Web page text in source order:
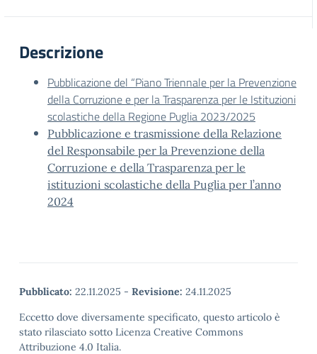
Descrizione
Pubblicazione del “Piano Triennale per la Prevenzione
della Corruzione e per la Trasparenza per le Istituzioni
scolastiche della Regione Puglia 2023/2025
Pubblicazione e trasmissione della Relazione
del Responsabile per la Prevenzione della
Corruzione e della Trasparenza per le
istituzioni scolastiche della Puglia per l’anno
2024
Pubblicato: 22.11.2025 - Revisione: 24.11.2025
Eccetto dove diversamente specificato, questo articolo è
stato rilasciato sotto Licenza Creative Commons
Attribuzione 4.0 Italia.